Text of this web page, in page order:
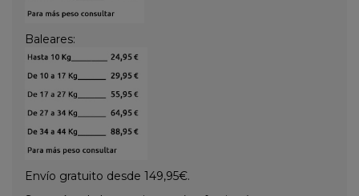
Baleares:
Envío gratuito desde 149,95€.